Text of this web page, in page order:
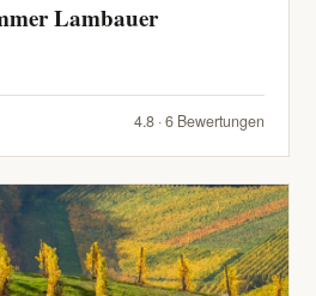
Lambauer
4.8 · 6 Bewertungen